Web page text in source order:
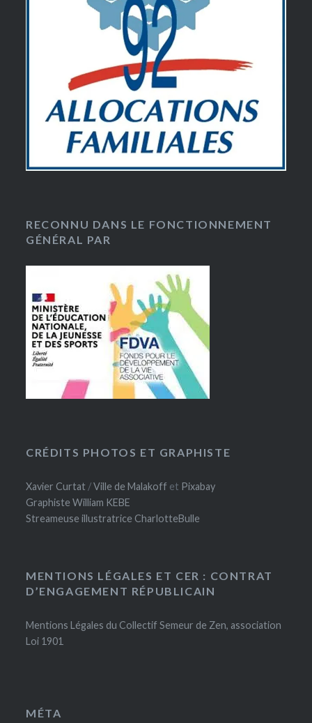
RECONNU DANS LE FONCTIONNEMENT
GÉNÉRAL PAR
CRÉDITS PHOTOS ET GRAPHISTE
Xavier Curtat /Ville de Malakoff et Pixabay
Graphiste William KEBE
Streameuse illustratrice CharlotteBulle
MENTIONS LÉGALES ET CER : CONTRAT
D’ENGAGEMENT RÉPUBLICAIN
Mentions Légales du Collectif Semeur de Zen, association
Loi 1901
MÉTA